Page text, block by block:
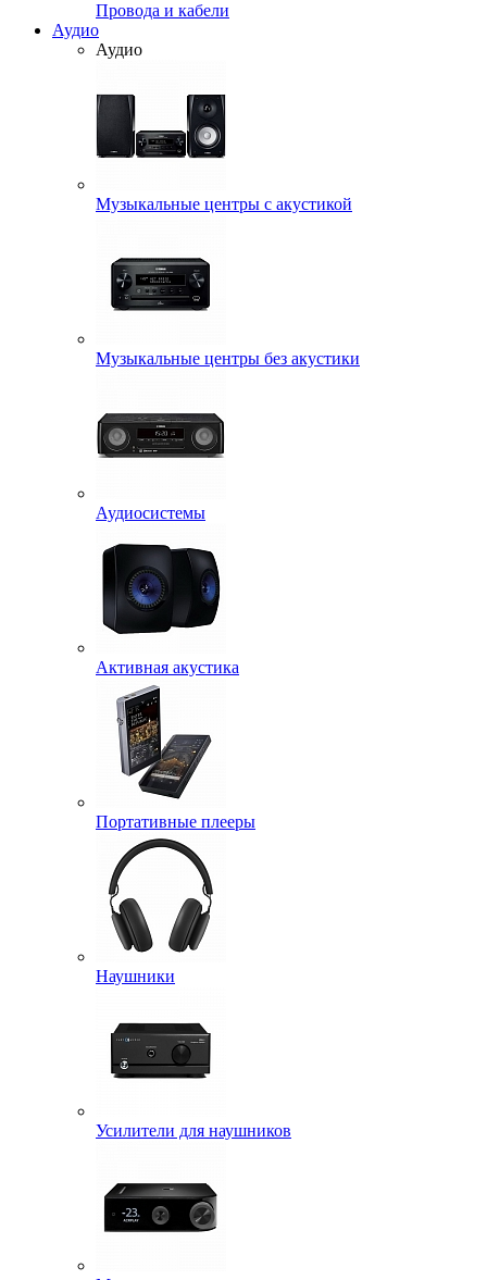
Провода и кабели
Аудио
Аудио
Музыкальные центры с акустикой
Музыкальные центры без акустики
Аудиосистемы
Активная акустика
Портативные плееры
Наушники
Усилители для наушников